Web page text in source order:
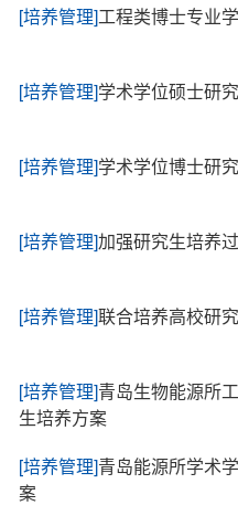
[培养管理]工程类博士专业
[培养管理]学术学位硕士研
[培养管理]学术学位博士研
[培养管理]加强研究生培养
[培养管理]联合培养高校研
[培养管理]青岛生物能源所
生培养方案
[培养管理]青岛能源所学术
案